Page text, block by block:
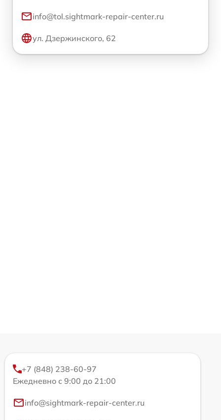
info@tol.sightmark-repair-center.ru
ул. Дзержинского, 62
+7 (848) 238-60-97
Ежедневно с 9:00 до 21:00
info@sightmark-repair-center.ru